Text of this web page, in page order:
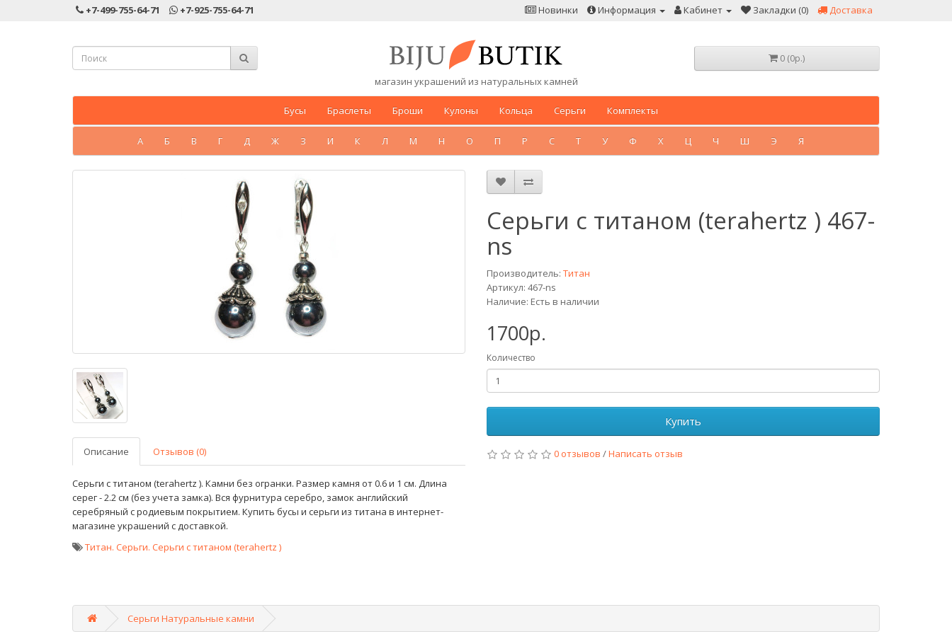
+7-499-755-64-71 +7-925-755-64-71 Новинки Информация Кабинет Закладки (0) Доставка
магазин украшений из натуральных камней
0 (0р.)
Бусы Браслеты Броши Кулоны Кольца Серьги Комплекты
А Б В Г Д Ж З И К Л М Н О П Р С Т У Ф Х Ц Ч Ш Э Я
Описание Отзывов (0)
Серьги с титаном (terahertz ). Камни без огранки. Размер камня от 0.6 и 1 см. Длина
серег - 2.2 см (без учета замка). Вся фурнитура серебро, замок английский
серебряный с родиевым покрытием. Купить бусы и серьги из титана в интернет-
магазине украшений с доставкой.
Серьги с титаном (terahertz ) 467-
ns
Производитель: Титан
Артикул: 467-ns
Наличие: Есть в наличии
1700р.
Количество
Купить
0 отзывов /Написать отзыв
Титан. Серьги. Серьги с титаном (terahertz )
Серьги Натуральные камни